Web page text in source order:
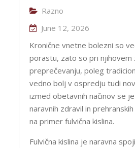
Razno
June 12, 2026
Kronične vnetne bolezni so
porastu, zato so pri njihovem
preprečevanju, poleg
vedno bolj v ospredju tudi
izmed obetavnih načinov se
naravnih zdravil in
na primer fulvična kislina.
Fulvična kislina je naravna